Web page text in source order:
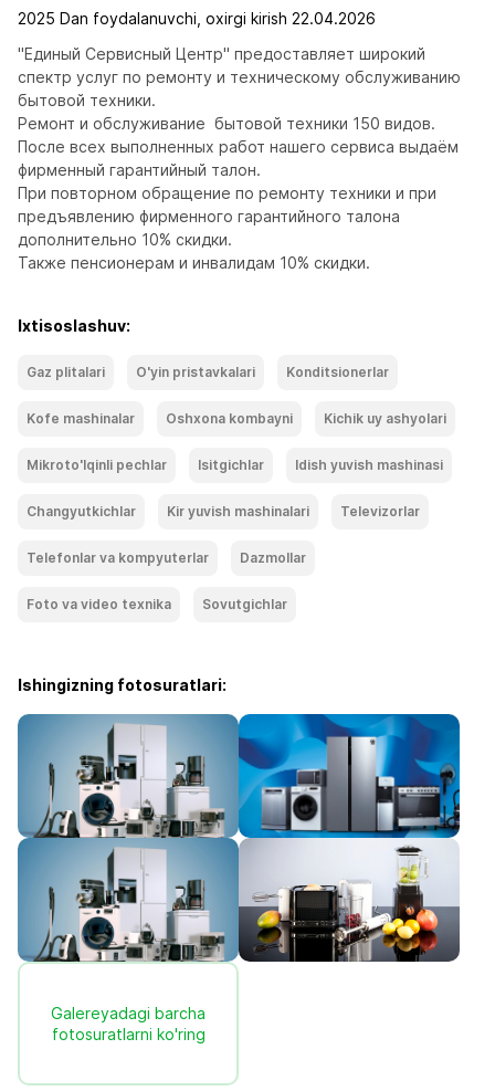
2025 Dan foydalanuvchi, oxirgi kirish 22.04.2026
"Единый Сервисный Центр" предоставляет широкий
спектр услуг по ремонту и техническому обслуживанию
бытовой техники.
Ремонт и обслуживание  бытовой техники 150 видов.
После всех выполненных работ нашего сервиса выдаём
фирменный гарантийный талон.
При повторном обращение по ремонту техники и при
предъявлению фирменного гарантийного талона
дополнительно 10% скидки.
Также пенсионерам и инвалидам 10% скидки.
Ixtisoslashuv:
Gaz plitalari O'yin pristavkalari Konditsionerlar
Kofe mashinalar Oshxona kombayni Kichik uy ashyolari
Mikroto'lqinli pechlar Isitgichlar Idish yuvish mashinasi
Changyutkichlar Kir yuvish mashinalari Televizorlar
Telefonlar va kompyuterlar Dazmollar
Foto va video texnika Sovutgichlar
Ishingizning fotosuratlari:
Galereyadagi barcha
fotosuratlarni ko'ring